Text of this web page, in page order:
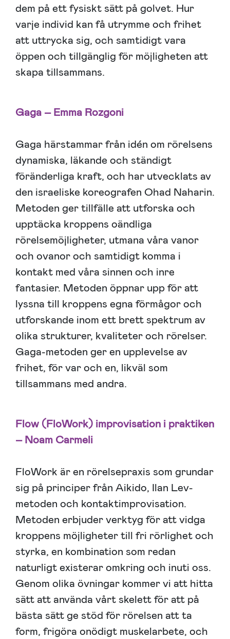
dem på ett fysiskt sätt på golvet. Hur
varje individ kan få utrymme och frihet
att uttrycka sig, och samtidigt vara
öppen och tillgänglig för möjligheten att
skapa tillsammans.
Gaga – Emma Rozgoni
Gaga härstammar från idén om rörelsens
dynamiska, läkande och ständigt
föränderliga kraft, och har utvecklats av
den israeliske koreografen Ohad Naharin.
Metoden ger tillfälle att utforska och
upptäcka kroppens oändliga
rörelsemöjligheter, utmana våra vanor
och ovanor och samtidigt komma i
kontakt med våra sinnen och inre
fantasier. Metoden öppnar upp för att
lyssna till kroppens egna förmågor och
utforskande inom ett brett spektrum av
olika strukturer, kvaliteter och rörelser.
Gaga-metoden ger en upplevelse av
frihet, för var och en, likväl som
tillsammans med andra.
Flow (FloWork) improvisation i praktiken
– Noam Carmeli
FloWork är en rörelsepraxis som grundar
sig på principer från Aikido, Ilan Lev-
metoden och kontaktimprovisation.
Metoden erbjuder verktyg för att vidga
kroppens möjligheter till fri rörlighet och
styrka, en kombination som redan
naturligt existerar omkring och inuti oss.
Genom olika övningar kommer vi att hitta
sätt att använda vårt skelett för att på
bästa sätt ge stöd för rörelsen att ta
form, frigöra onödigt muskelarbete, och